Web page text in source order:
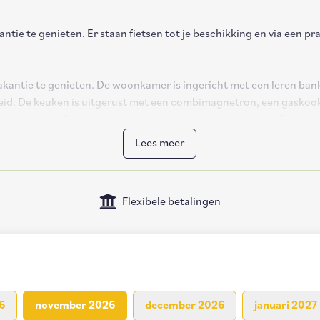
te genieten. Er staan fietsen tot je beschikking en via een
te genieten. De woonkamer is ingericht met een leren
De keuken is uitgerust met een combimagnetron, een
ieder beschikken over twee boxspringbedden. Op deze
Lees meer
Flexibele betalingen
november 2026 december 2026 januari 2027